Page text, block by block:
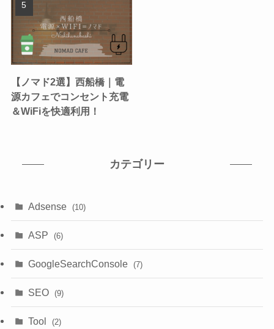
【ノマド2選】西船橋｜電
源カフェでコンセント充電
＆WiFiを快適利用！
カテゴリー
Adsense (10)
ASP (6)
GoogleSearchConsole (7)
SEO (9)
Tool (2)